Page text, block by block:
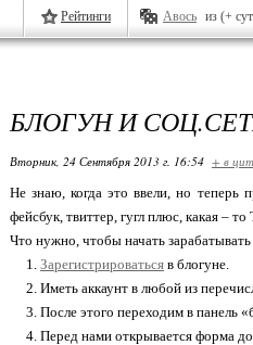
Рейтинги Авось из (+
БЛОГУН И
Вторник, 24 Сентября 2013 г. 16:54 + в
Не знаю, когда это ввели, но теперь
фейсбук, твиттер, гугл плюс, какая –
Что нужно, чтобы начать
1. Зарегистрироваться в блогуне.
2. Иметь аккаунт в любой из
3. После этого переходим в панель
4. Перед нами открывается форма